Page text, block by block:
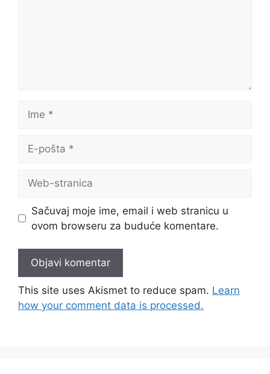
pošta
stranica
Sačuvaj moje ime, email i web stranicu u
ovom browseru za buduće komentare.
This site uses Akismet to reduce spam. Learn
how your comment data is processed.